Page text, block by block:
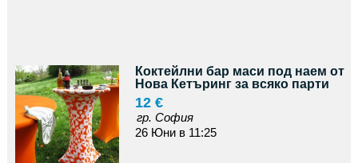
Коктейлни бар маси под наем от
Нова Кетъринг за всяко парти
12 €
гр. София
26 Юни в 11:25